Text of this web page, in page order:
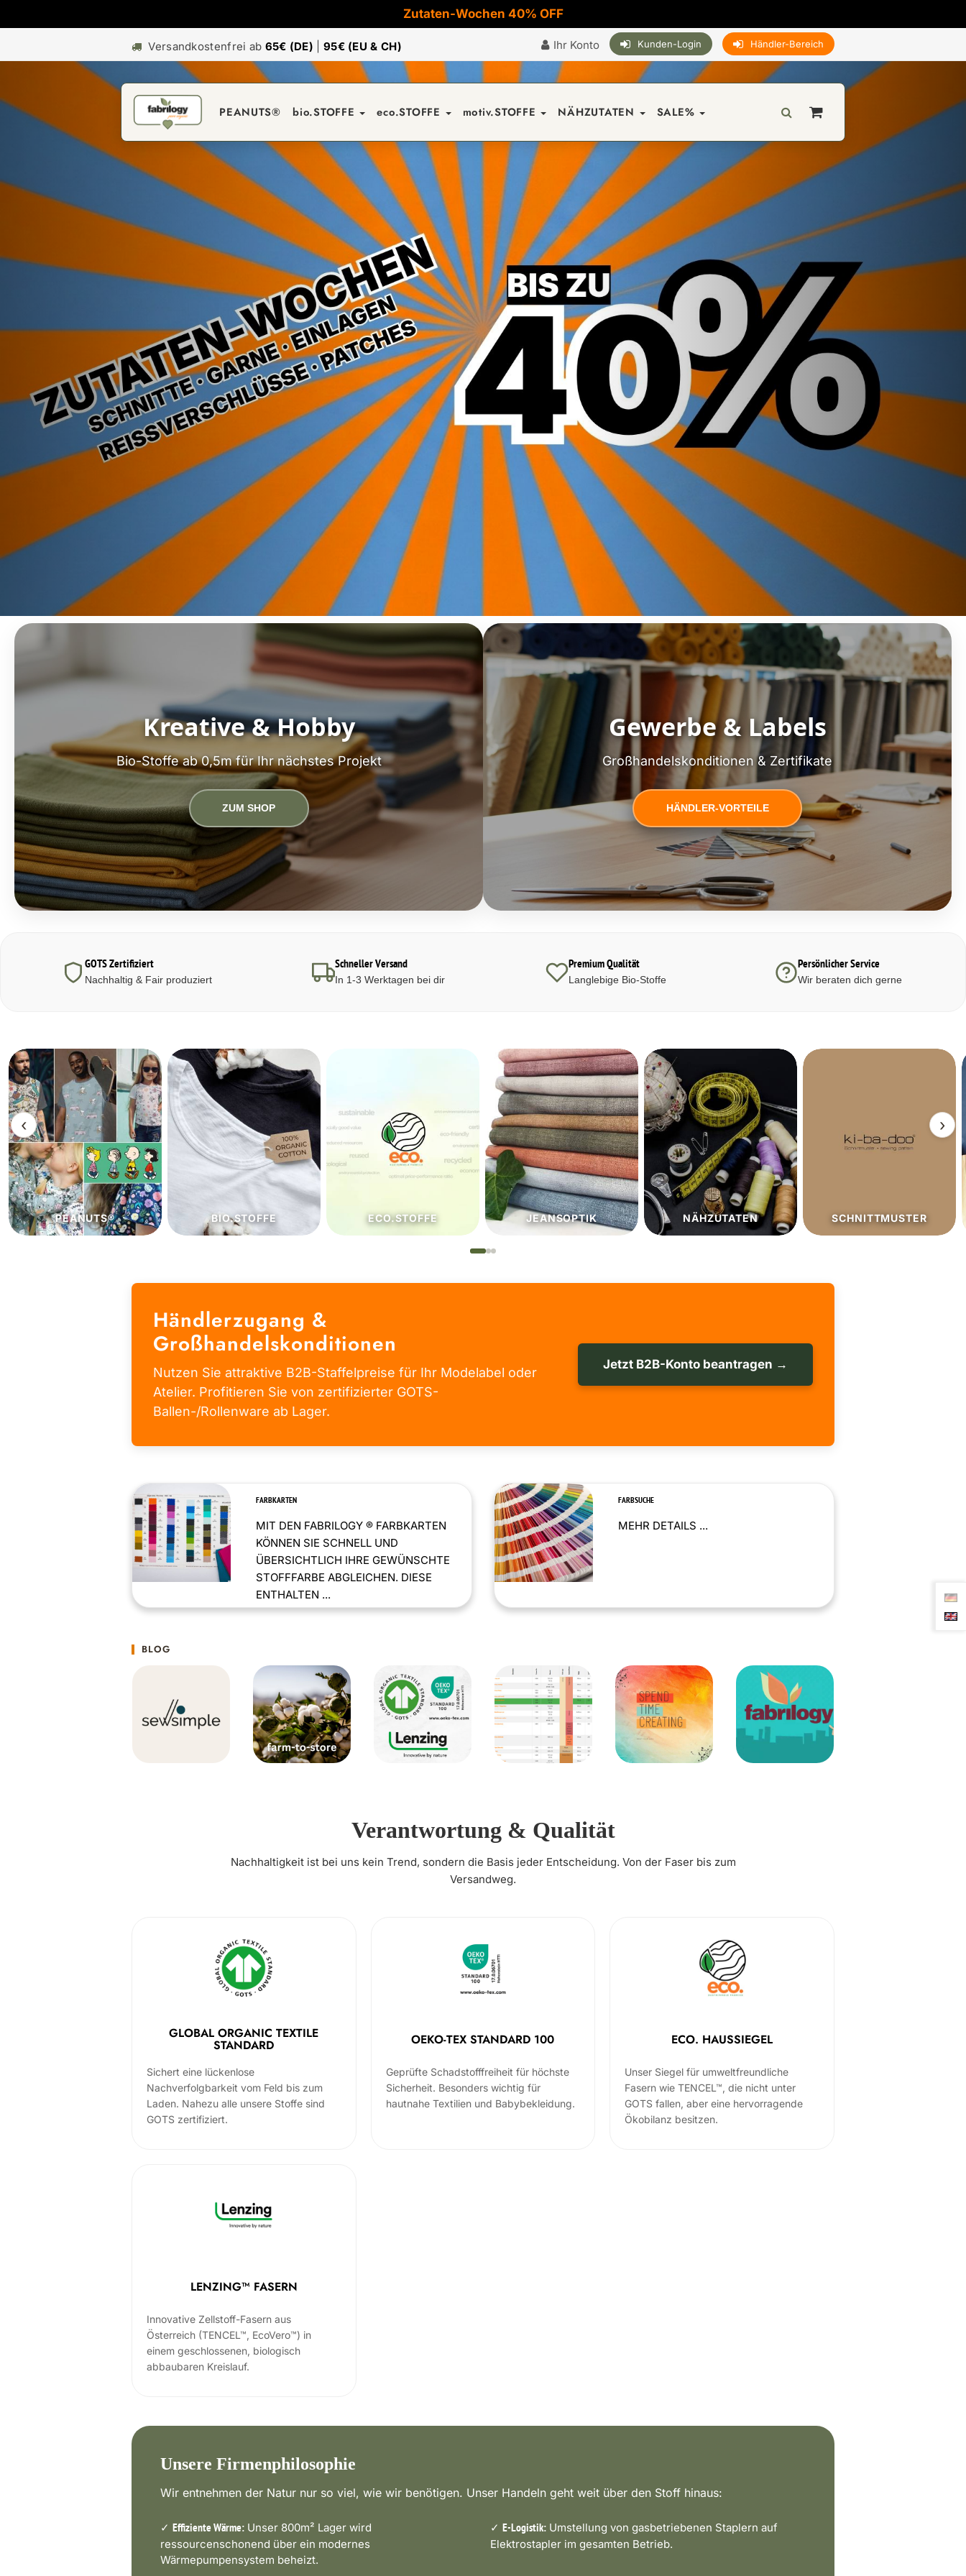
Zutaten-Wochen 40% OFF
Versandkostenfrei ab 65€ (DE) 95€ (EU & CH) Ihr Konto Kunden-Login Händler-Bereich
PEANUTS® bio.STOFFE eco.STOFFE motiv.STOFFE NÄHZUTATEN SALE%
Kreative & Hobby
Bio-Stoffe ab 0,5m für Ihr nächstes Projekt
ZUM SHOP
Gewerbe & Labels
Großhandelskonditionen & Zertifikate
HÄNDLER-VORTEILE
GOTS Zertifiziert
Nachhaltig & Fair produziert
Schneller Versand
In 1-3 Werktagen bei dir
Premium Qualität
Langlebige Bio-Stoffe
Persönlicher Service
Wir beraten dich gerne
‹
BIO.STOFFE ECO.STOFFE JEANSOPTIK NÄHZUTATEN SCHNITTMUSTER SALE%
›
Händlerzugang &
Großhandelskonditionen
Nutzen Sie attraktive B2B-Staffelpreise für Ihr Modelabel oder
Atelier. Profitieren Sie von zertifizierter GOTS-
Ballen-/Rollenware ab Lager.
Jetzt B2B-Konto beantragen →
FARBKARTEN
MIT DEN FABRILOGY ® FARBKARTEN
KÖNNEN SIE SCHNELL UND
ÜBERSICHTLICH IHRE GEWÜNSCHTE
STOFFFARBE ABGLEICHEN. DIESE
ENTHALTEN ...
FARBSUCHE
MEHR DETAILS ...
BLOG
Verantwortung & Qualität
Nachhaltigkeit ist bei uns kein Trend, sondern die Basis jeder Entscheidung. Von der Faser bis zum
Versandweg.
GLOBAL ORGANIC TEXTILE
STANDARD
Sichert eine lückenlose
Nachverfolgbarkeit vom Feld bis zum
Laden. Nahezu alle unsere Stoffe sind
GOTS zertifiziert.
OEKO-TEX STANDARD 100
Geprüfte Schadstofffreiheit für höchste
Sicherheit. Besonders wichtig für
hautnahe Textilien und Babybekleidung.
ECO. HAUSSIEGEL
Unser Siegel für umweltfreundliche
Fasern wie TENCEL™, die nicht unter
GOTS fallen, aber eine hervorragende
Ökobilanz besitzen.
LENZING™ FASERN
Innovative Zellstoff-Fasern aus
Österreich (TENCEL™, EcoVero™) in
einem geschlossenen, biologisch
abbaubaren Kreislauf.
Unsere Firmenphilosophie
Wir entnehmen der Natur nur so viel, wie wir benötigen. Unser Handeln geht weit über den Stoff hinaus:
✓ Effiziente Wärme: Unser 800m² Lager wird
ressourcenschonend über ein modernes
Wärmepumpensystem beheizt.
✓ E-Logistik: Umstellung von gasbetriebenen Staplern auf
Elektrostapler im gesamten Betrieb.